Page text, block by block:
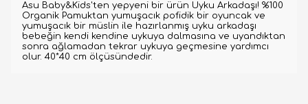
Asu Baby&Kids'ten yepyeni bir ürün Uyku Arkadaşı! %100
Organik Pamuktan yumuşacık pofidik bir oyuncak ve
yumuşacık bir müslin ile hazırlanmış uyku arkadaşı
bebeğin kendi kendine uykuya dalmasına ve uyandıktan
sonra ağlamadan tekrar uykuya geçmesine yardımcı
olur. 40*40 cm ölçüsündedir.